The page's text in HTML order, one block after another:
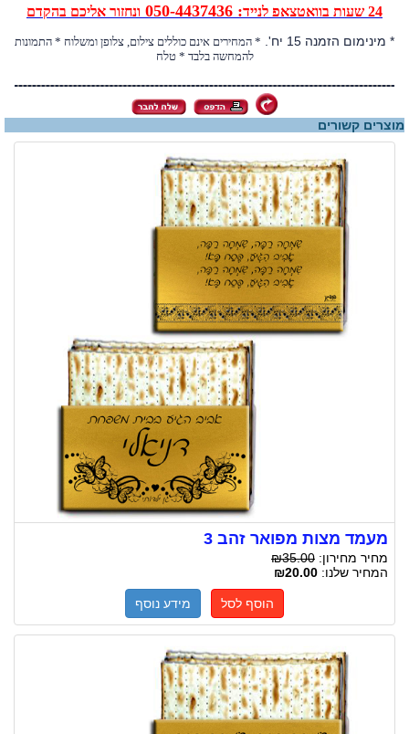
24 שעות בוואטצאפ לנייד : 050-4437436 ונחזור אליכם בהקדם
* מינימום הזמנה 15 יח'.
* המחירים אינם כוללים צילום, צלופן ומשלוח * התמונות
להמחשה בלבד * טלח
מוצרים קשורים
מעמד מצות מפואר זהב 3
מחיר מחירון: ₪35.00
המחיר שלנו: ₪20.00
הוסף לסל מידע נוסף